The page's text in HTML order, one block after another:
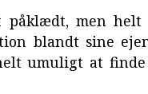
påklædt, men helt
blandt sine
umuligt at finde